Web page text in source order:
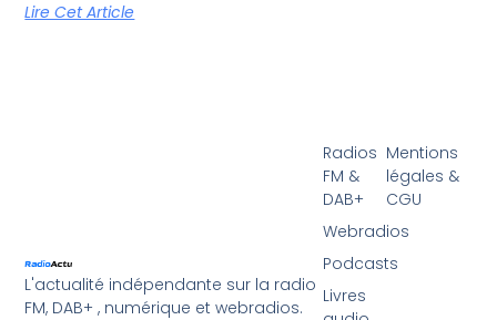
Lire Cet Article
L'actualité indépendante sur la radio
FM, DAB+ , numérique et webradios.
Radios
FM &
DAB+
Webradios
Podcasts
Livres
Mentions
légales &
CGU